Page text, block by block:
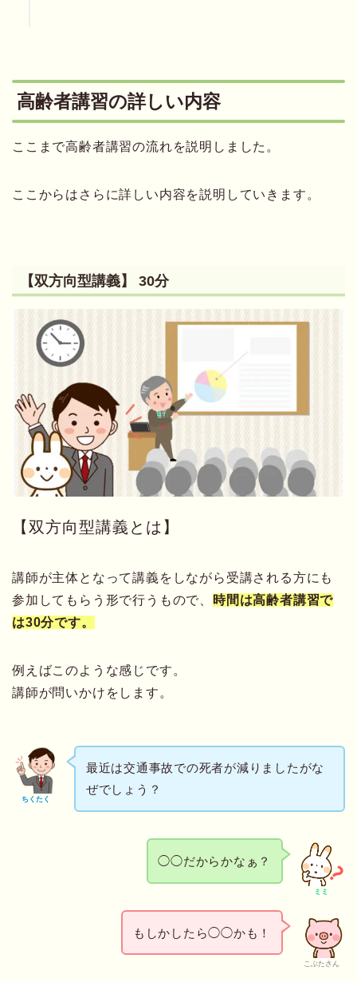
高齢者講習の詳しい内容
ここまで高齢者講習の流れを説明しました。
ここからはさらに詳しい内容を説明していきます。
【双方向型講義】 30分
【双方向型講義とは】
講師が主体となって講義をしながら受講される方にも
参加してもらう形で行うもので、
時間は高齢者講習で
は30分です。
例えばこのような感じです。
講師が問いかけをします。
ちくたく
最近は交通事故での死者が減りましたがな
ぜでしょう？
ミミ
◯◯だからかなぁ？
こぶたさん
もしかしたら◯◯かも！